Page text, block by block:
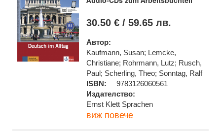
30.50 € / 59.65 лв.
Автор:
Kaufmann, Susan; Lemcke,
Christiane; Rohrmann, Lutz; Rusch,
Paul; Scherling, Theo; Sonntag, Ralf
ISBN:
9783126060561
Издателство:
Ernst Klett Sprachen
виж повече